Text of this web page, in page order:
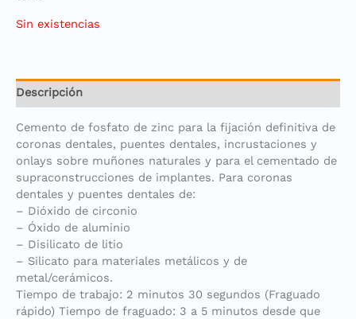
Sin existencias
Descripción
Cemento de fosfato de zinc para la fijación definitiva de
coronas dentales, puentes dentales, incrustaciones y
onlays sobre muñones naturales y para el cementado de
supraconstrucciones de implantes. Para coronas
dentales y puentes dentales de:
– Dióxido de circonio
– Óxido de aluminio
– Disilicato de litio
– Silicato para materiales metálicos y de
metal/cerámicos.
Tiempo de trabajo: 2 minutos 30 segundos (Fraguado
rápido) Tiempo de fraguado: 3 a 5 minutos desde que